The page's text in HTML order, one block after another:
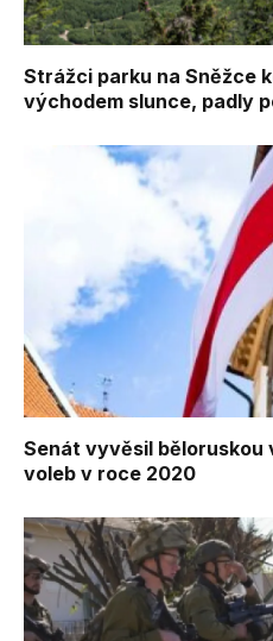
Strážci parku na Sněžce
východem slunce, padly
Senát vyvěsil běloruskou
voleb v roce 2020